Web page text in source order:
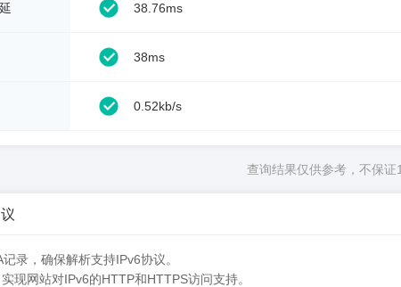
38.76ms
38ms
0.52kb/s
查询结果仅供参考，不保证
录，确保解析支持IPv6协议。
现网站对IPv6的HTTP和HTTPS访问支持。